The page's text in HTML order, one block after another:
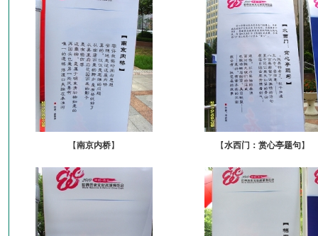
【南京内桥】 【水西门：赏心亭题句】